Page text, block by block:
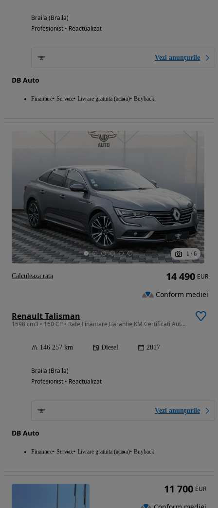
Braila (Braila)
Profesionist • Reactualizat
Vezi anunțurile
DB Auto
Finantare Service Livrare gratuita (acasa) Buyback
1 / 6
Renault Talisman
1598 cm3 • 160 CP • Rate,Finantare,Garantie,KM Certificati,Automat,2017
146 257 km Diesel 2017
Braila (Braila)
Profesionist • Reactualizat
Vezi anunțurile
DB Auto
Finantare Service Livrare gratuita (acasa) Buyback
14 490 EUR
Conform mediei
Calculeaza rata
11 700 EUR